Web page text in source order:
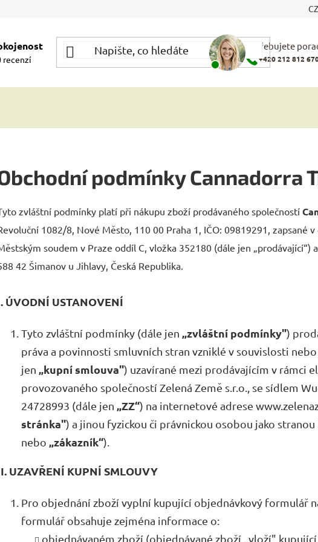
recenzí
Potřebujete
+420 212 812
podmínky Cannadorra
zvláštní podmínky platí při nákupu zboží prodávaného společností
1082/8, Nové Město, 110 00 Praha 1, IČO: 09819291, zapsané
soudem v Praze oddíl C, vložka 352180 (dále jen „prodávající“)
42 Šimanov u Jihlavy, Česká Republika.
ÚVODNÍ USTANOVENÍ
Tyto zvláštní podmínky (dále jen „zvláštní podmínky")
práva a povinnosti smluvních stran vzniklé v souvislosti
jen „kupní smlouva") uzavírané mezi prodávajícím v rámci
provozovaného společností Zelená Země s.r.o., se sídlem
24728993 (dále jen „ZZ“) na internetové adrese
stránka") a jinou fyzickou či právnickou osobou jako
nebo „zákazník“).
UZAVŘENÍ KUPNÍ SMLOUVY
Pro objednání zboží vyplní kupující objednávkový formulář
formulář obsahuje zejména informace o:
objednávaném zboží (objednávané zboží „vloží"